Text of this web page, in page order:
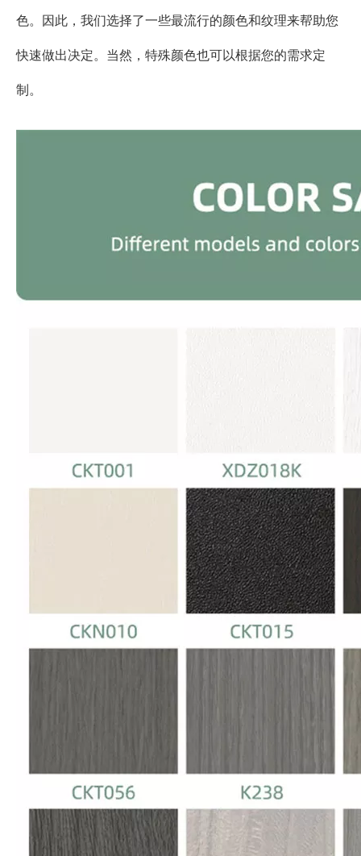
色。因此，我们选择了一些最流行的颜色和纹理来帮助您
快速做出决定。当然，特殊颜色也可以根据您的需求定
制。